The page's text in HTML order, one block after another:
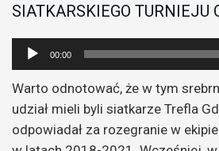
SIATKARSKIEGO TURNIEJU
Odtwarzacz
plików
dźwiękowych
00:00
Warto odnotować, że w tym
udział mieli byli siatkarze Trefla
odpowiadał za rozegranie w